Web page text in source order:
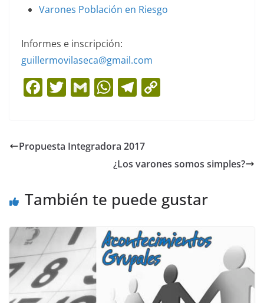
Varones Población en Riesgo
Informes e inscripción:
guillermovilaseca@gmail.com
F
e
o
T
er
G
l
W
s
A
p
T
gr
a Li
k
Propuesta Integradora 2017
¿Los varones somos simples?
También te puede gustar